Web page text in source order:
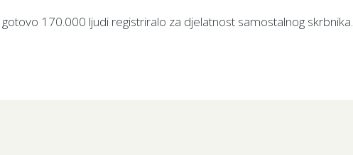
170.000 ljudi registriralo za djelatnost samostalnog skrbnika.